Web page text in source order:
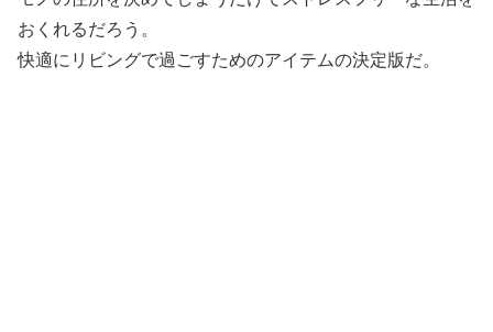
おくれるだろう。
快適にリビングで過ごすためのアイテムの決定版だ。